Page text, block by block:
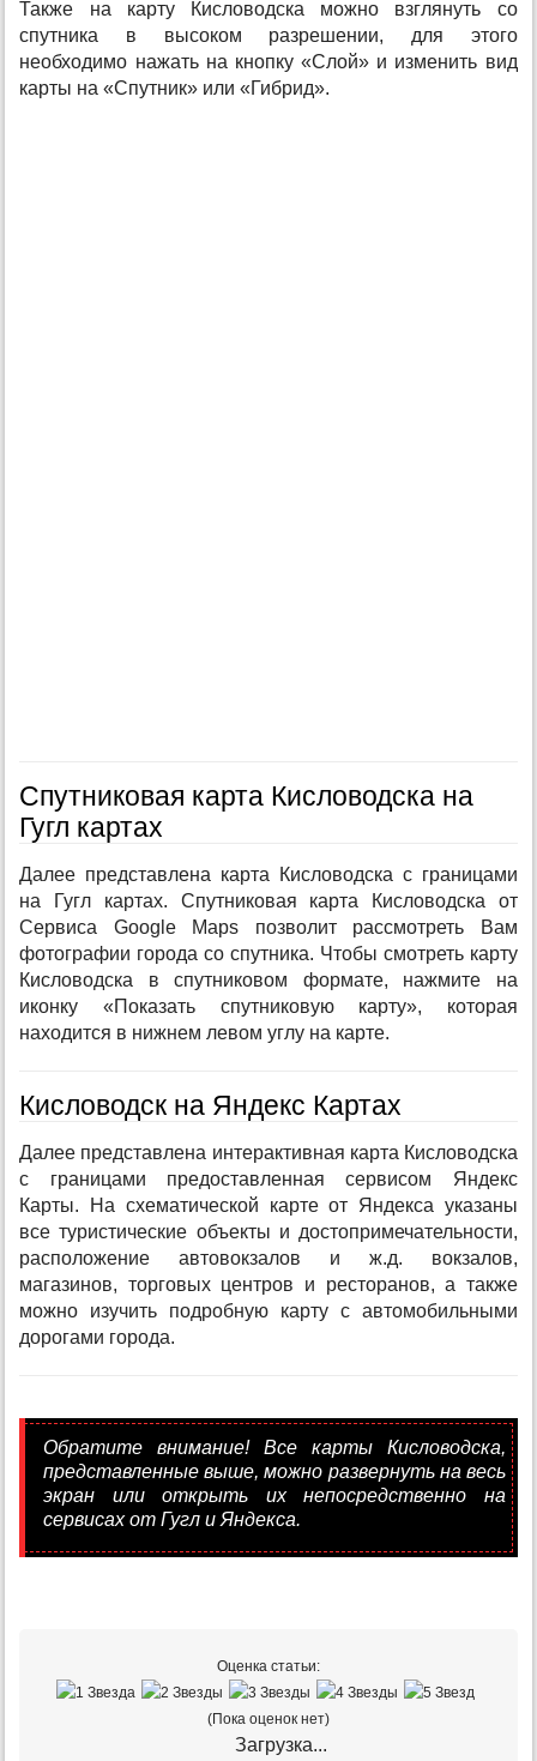
Также на карту Кисловодска можно взглянуть со
спутника в высоком разрешении, для этого
необходимо нажать на кнопку «Слой» и изменить вид
карты на «Спутник» или «Гибрид».
Спутниковая карта Кисловодска на
Гугл картах
Далее представлена карта Кисловодска с границами
на Гугл картах. Спутниковая карта Кисловодска от
Сервиса Google Maps позволит рассмотреть Вам
фотографии города со спутника. Чтобы смотреть карту
Кисловодска в спутниковом формате, нажмите на
иконку «Показать спутниковую карту», которая
находится в нижнем левом углу на карте.
Кисловодск на Яндекс Картах
Далее представлена интерактивная карта Кисловодска
с границами предоставленная сервисом Яндекс
Карты. На схематической карте от Яндекса указаны
все туристические объекты и достопримечательности,
расположение автовокзалов и ж.д. вокзалов,
магазинов, торговых центров и ресторанов, а также
можно изучить подробную карту с автомобильными
дорогами города.
Обратите внимание! Все карты Кисловодска,
представленные выше, можно развернуть на весь
экран или открыть их непосредственно на
сервисах от Гугл и Яндекса.
Оценка статьи:
(Пока оценок нет)
Загрузка...